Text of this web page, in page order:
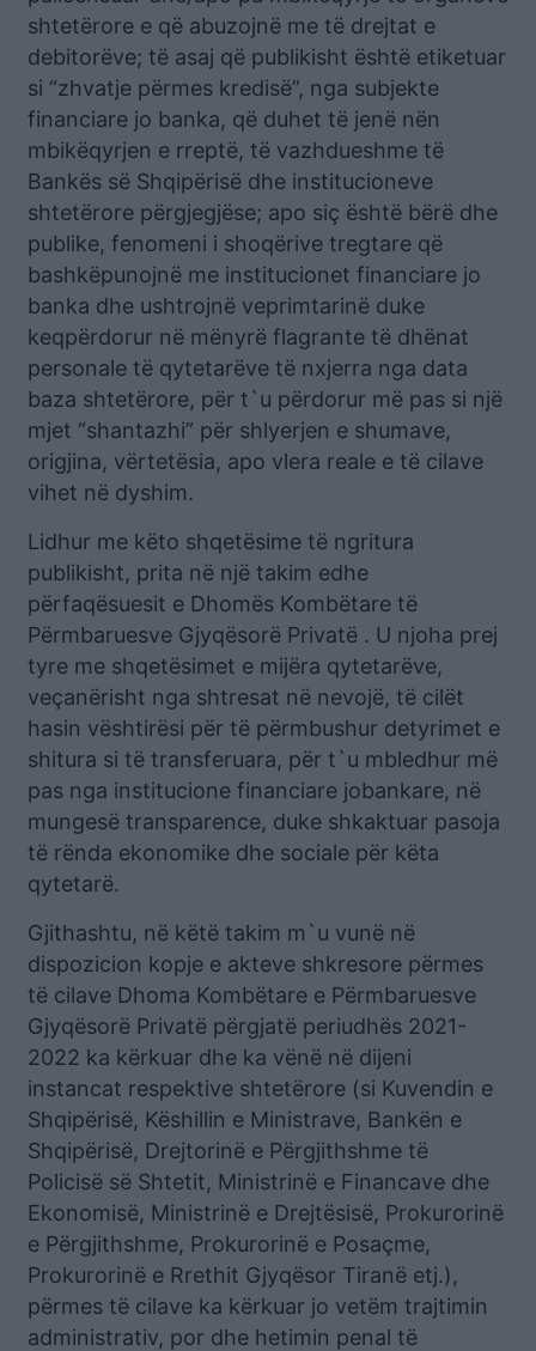
shtetërore e që abuzojnë me të drejtat e
debitorëve; të asaj që publikisht është etiketuar
si “zhvatje përmes kredisë”, nga subjekte
financiare jo banka, që duhet të jenë nën
mbikëqyrjen e rreptë, të vazhdueshme të
Bankës së Shqipërisë dhe institucioneve
shtetërore përgjegjëse; apo siç është bërë dhe
publike, fenomeni i shoqërive tregtare që
bashkëpunojnë me institucionet financiare jo
banka dhe ushtrojnë veprimtarinë duke
keqpërdorur në mënyrë flagrante të dhënat
personale të qytetarëve të nxjerra nga data
baza shtetërore, për t`u përdorur më pas si një
mjet “shantazhi” për shlyerjen e shumave,
origjina, vërtetësia, apo vlera reale e të cilave
vihet në dyshim.
Lidhur me këto shqetësime të ngritura
publikisht, prita në një takim edhe
përfaqësuesit e Dhomës Kombëtare të
Përmbaruesve Gjyqësorë Privatë . U njoha prej
tyre me shqetësimet e mijëra qytetarëve,
veçanërisht nga shtresat në nevojë, të cilët
hasin vështirësi për të përmbushur detyrimet e
shitura si të transferuara, për t`u mbledhur më
pas nga institucione financiare jobankare, në
mungesë transparence, duke shkaktuar pasoja
të rënda ekonomike dhe sociale për këta
qytetarë.
Gjithashtu, në këtë takim m`u vunë në
dispozicion kopje e akteve shkresore përmes
të cilave Dhoma Kombëtare e Përmbaruesve
Gjyqësorë Privatë përgjatë periudhës 2021-
2022 ka kërkuar dhe ka vënë në dijeni
instancat respektive shtetërore (si Kuvendin e
Shqipërisë, Këshillin e Ministrave, Bankën e
Shqipërisë, Drejtorinë e Përgjithshme të
Policisë së Shtetit, Ministrinë e Financave dhe
Ekonomisë, Ministrinë e Drejtësisë, Prokurorinë
e Përgjithshme, Prokurorinë e Posaçme,
Prokurorinë e Rrethit Gjyqësor Tiranë etj.),
përmes të cilave ka kërkuar jo vetëm trajtimin
administrativ, por dhe hetimin penal të